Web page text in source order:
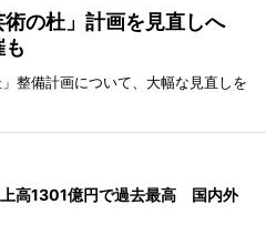
術の杜」計画を見直しへ
整備計画について、大幅な見直しを
高1301億円で過去最高 国内外